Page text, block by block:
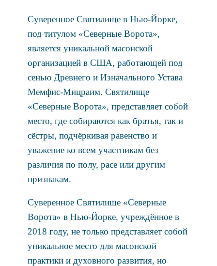
Суверенное Святилище в Нью-Йорке,
под титулом «Северные Ворота»,
является уникальной масонской
организацией в США, работающей под
сенью Древнего и Изначального Устава
Мемфис-Мицраим. Святилище
«Северные Ворота», представляет собой
место, где собираются как братья, так и
сёстры, подчёркивая равенство и
уважение ко всем участникам без
различия по полу, расе или другим
признакам.
Суверенное Святилище «Северные
Ворота» в Нью-Йорке, учреждённое в
2018 году, не только представляет собой
уникальное место для масонской
практики и духовного развития, но